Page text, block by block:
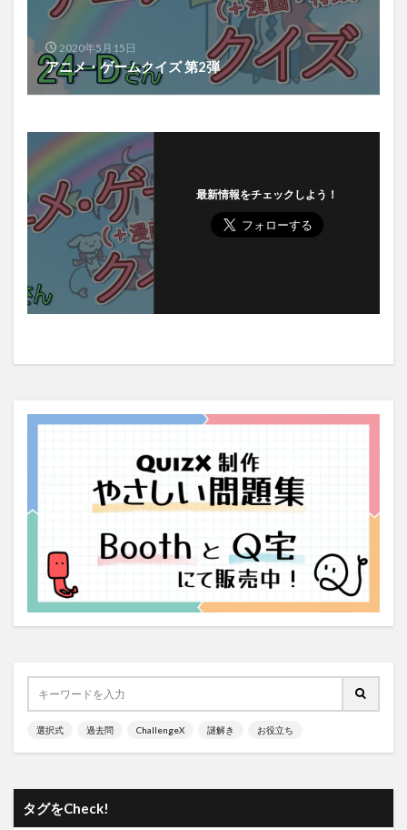
2020年5月15日
アニメ・ゲームクイズ 第2弾
最新情報をチェックしよう！
選択式 過去問 ChallengeX 謎解き お役立ち
タグをCheck!